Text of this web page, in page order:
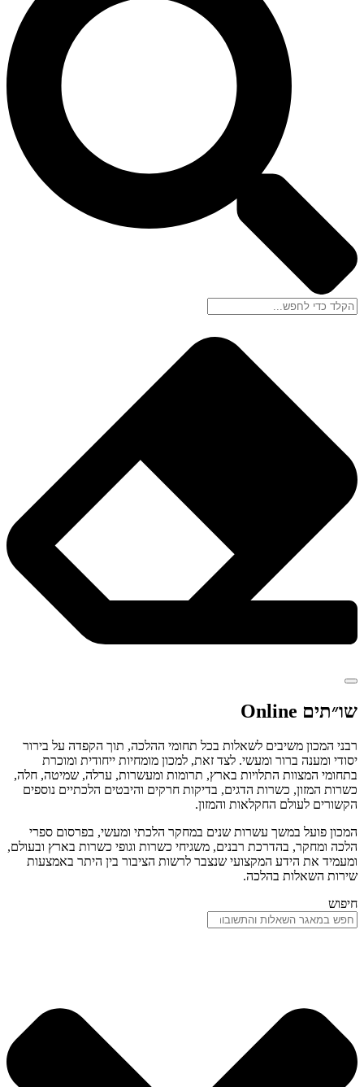
שו״תים Online
רבני המכון משיבים לשאלות בכל תחומי ההלכה, תוך הקפדה על בירור
יסודי ומענה ברור ומעשי. לצד זאת, למכון מומחיות ייחודית ומוכרת
בתחומי המצוות התלויות בארץ, תרומות ומעשרות, ערלה, שמיטה, חלה,
כשרות המזון, כשרות הדגים, בדיקות חרקים והיבטים הלכתיים נוספים
הקשורים לעולם החקלאות והמזון.
המכון פועל במשך עשרות שנים במחקר הלכתי ומעשי, בפרסום ספרי
הלכה ומחקר, בהדרכת רבנים, משגיחי כשרות וגופי כשרות בארץ ובעולם,
ומעמיד את הידע המקצועי שנצבר לרשות הציבור בין היתר באמצעות
שירות השאלות בהלכה.
חיפוש